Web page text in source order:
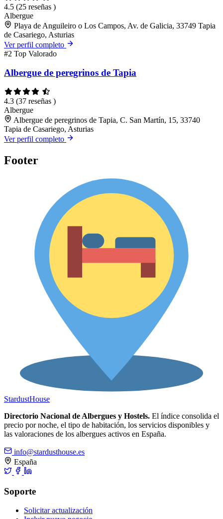
4.5 (25 reseñas )
Albergue
Playa de Anguileiro o Los Campos, Av. de Galicia, 33749 Tapia
de Casariego, Asturias
Ver perfil completo
#2 Top Valorado
Albergue de peregrinos de Tapia
4.3 (37 reseñas )
Albergue
Albergue de peregrinos de Tapia, C. San Martín, 15, 33740
Tapia de Casariego, Asturias
Ver perfil completo
Footer
StardustHouse
Directorio Nacional de Albergues y Hostels. El índice consolida el
precio por noche, el tipo de habitación, los servicios disponibles y
las valoraciones de los albergues activos en España.
info@stardusthouse.es
España
Soporte
Solicitar actualización